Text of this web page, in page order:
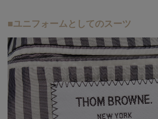
■ユニフォームとしてのスーツ